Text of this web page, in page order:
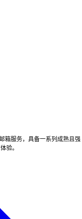
箱服务，具备一系列成熟且强
验。